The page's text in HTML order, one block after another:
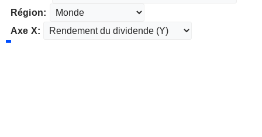
Région:
Axe X: